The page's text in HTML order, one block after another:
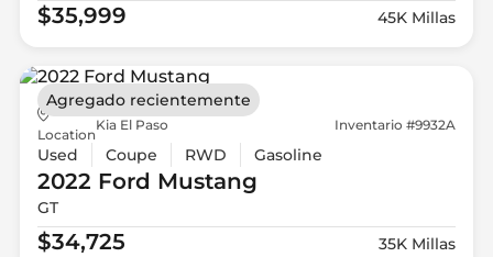
$35,999 45K Millas
Location
Kia El Paso Inventario #9932A
Used Coupe RWD Gasoline
2022 Ford Mustang
GT
$34,725 35K Millas
Agregado recientemente